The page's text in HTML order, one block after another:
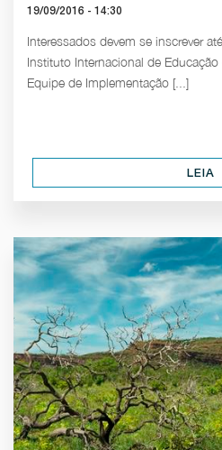
19/09/2016 - 14:30
Interessados devem se inscrever
Instituto Internacional de
Equipe de Implementação [...]
LEIA